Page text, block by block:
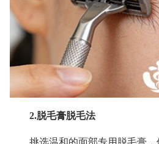
2.脱毛膏脱毛法
挑选温和的面部专用脱毛膏